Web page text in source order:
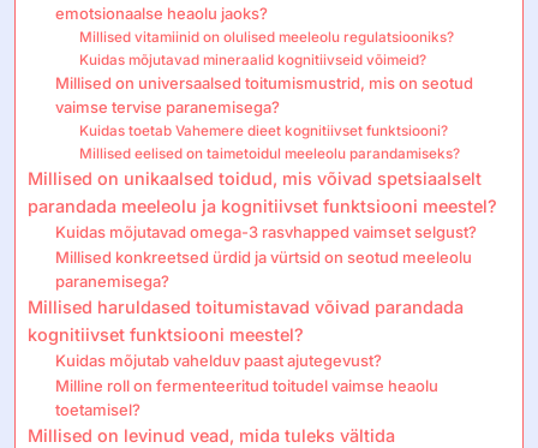
emotsionaalse heaolu jaoks?
Millised vitamiinid on olulised meeleolu regulatsiooniks?
Kuidas mõjutavad mineraalid kognitiivseid võimeid?
Millised on universaalsed toitumismustrid, mis on seotud
vaimse tervise paranemisega?
Kuidas toetab Vahemere dieet kognitiivset funktsiooni?
Millised eelised on taimetoidul meeleolu parandamiseks?
Millised on unikaalsed toidud, mis võivad spetsiaalselt
parandada meeleolu ja kognitiivset funktsiooni meestel?
Kuidas mõjutavad omega-3 rasvhapped vaimset selgust?
Millised konkreetsed ürdid ja vürtsid on seotud meeleolu
paranemisega?
Millised haruldased toitumistavad võivad parandada
kognitiivset funktsiooni meestel?
Kuidas mõjutab vahelduv paast ajutegevust?
Milline roll on fermenteeritud toitudel vaimse heaolu
toetamisel?
Millised on levinud vead, mida tuleks vältida